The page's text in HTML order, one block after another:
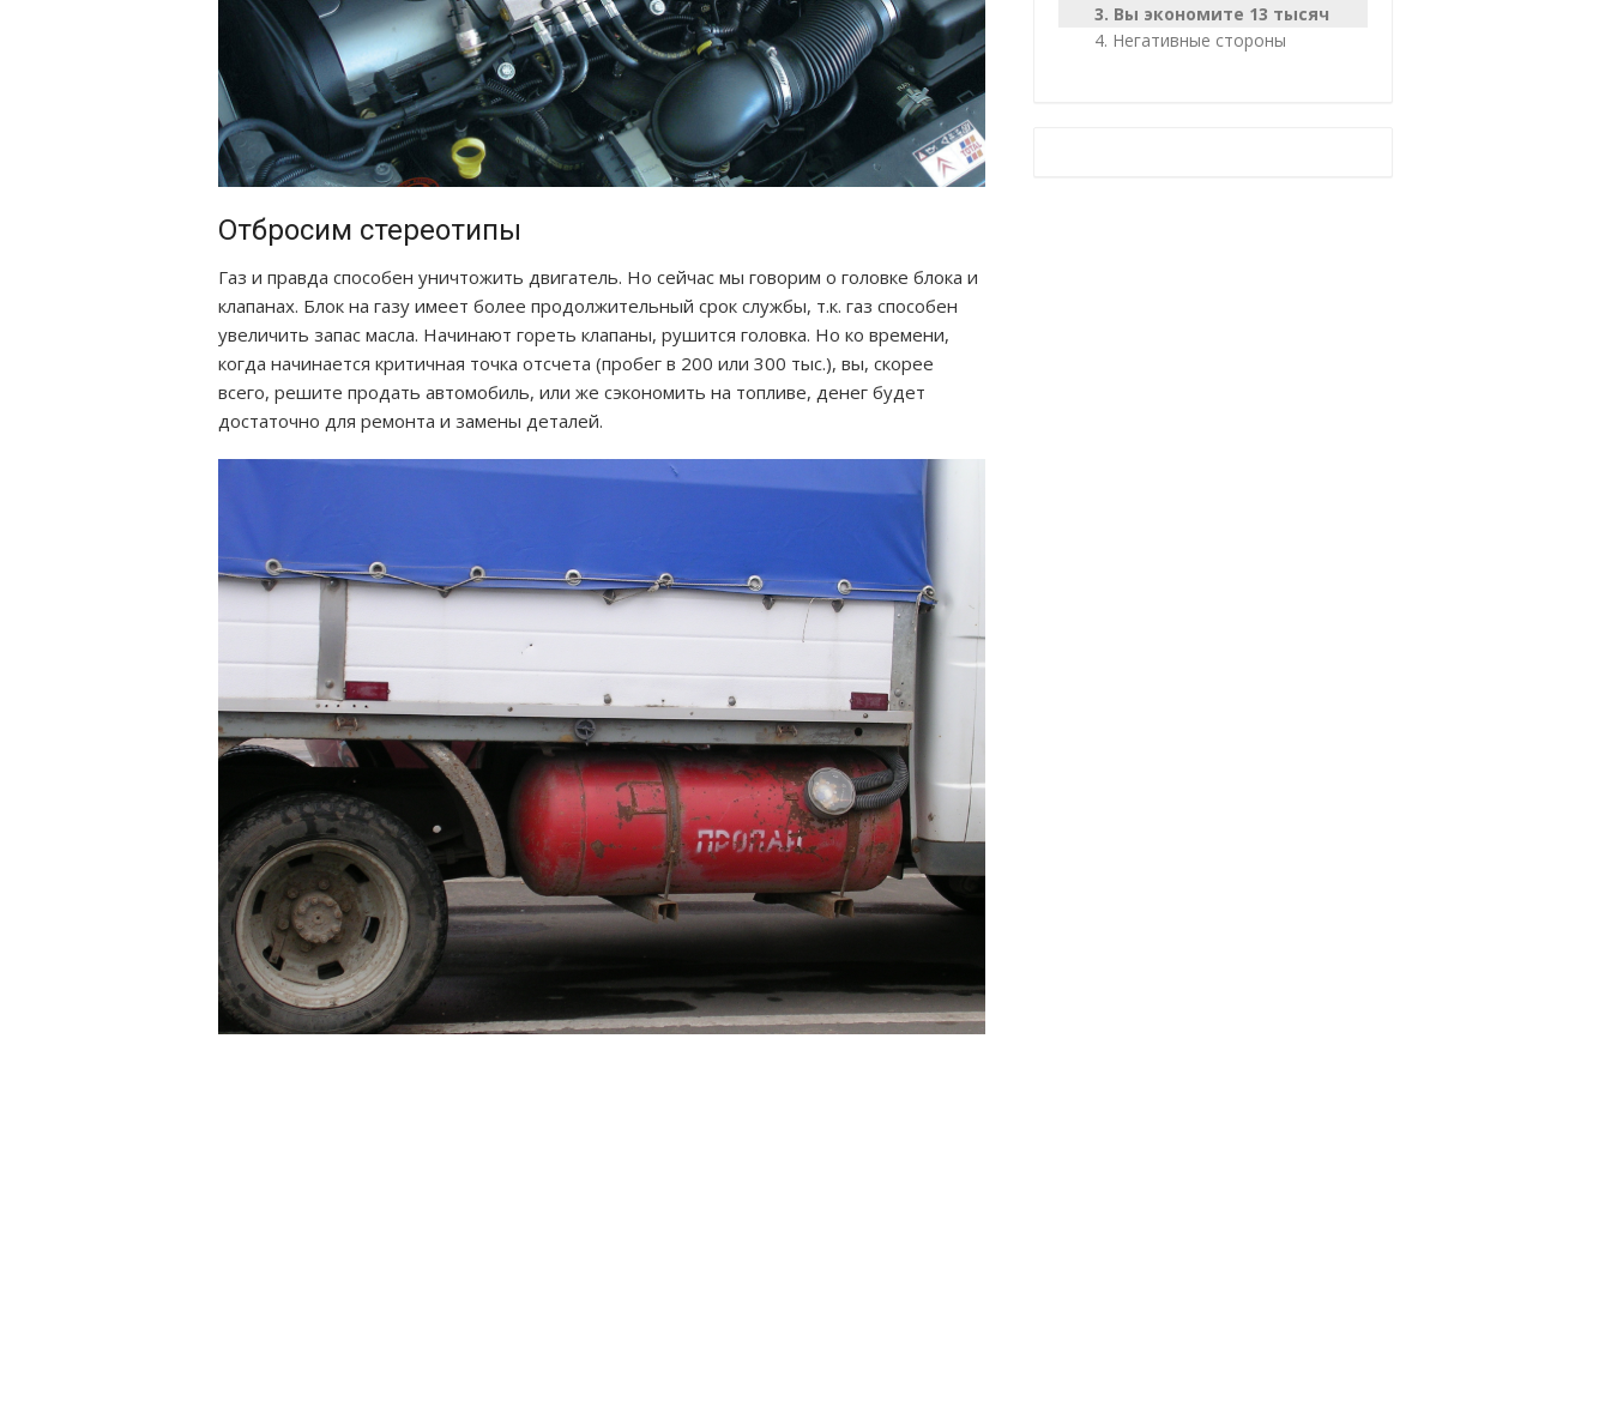
Отбросим стереотипы
Газ и правда способен уничтожить двигатель. Но сейчас мы говорим о головке блока и
клапанах. Блок на газу имеет более продолжительный срок службы, т.к. газ способен
увеличить запас масла. Начинают гореть клапаны, рушится головка. Но ко времени,
когда начинается критичная точка отсчета (пробег в 200 или 300 тыс.), вы, скорее
всего, решите продать автомобиль, или же сэкономить на топливе, денег будет
достаточно для ремонта и замены деталей.
Вы экономите 13 тысяч
Негативные стороны